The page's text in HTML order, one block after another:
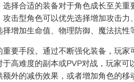
择合适的装备对于角色成长至关重
击型角色可以优先选择增加攻击力
增加生命值、物理防御、魔法抗性
要手段。通过不断强化装备，玩家
高难度的副本或PVP对战，玩家可
外的减伤效果，或者增加角色的移